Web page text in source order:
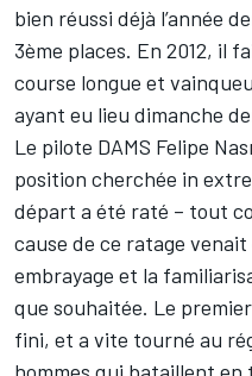
bien réussi déjà l’année
3ème places. En 2012, il
course longue et
ayant eu lieu dimanche
Le pilote DAMS Felipe
position cherchée in
départ a été raté – tout
cause de ce ratage venait
embrayage et la
que souhaitée. Le
fini, et a vite tourné au